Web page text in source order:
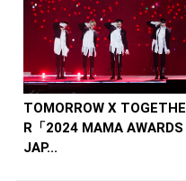
TOMORROW X TOGETHE
R「2024 MAMA AWARDS
JAP...